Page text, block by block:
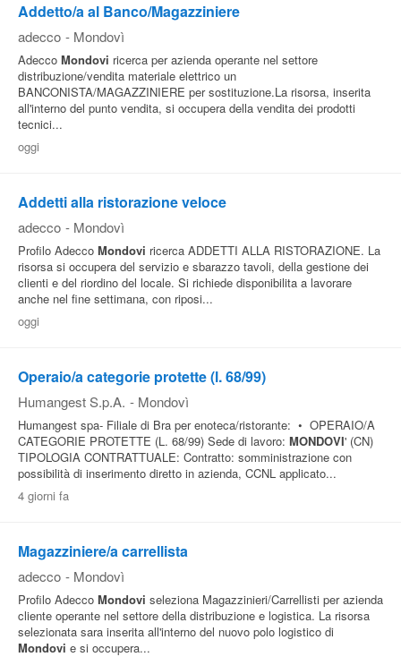
Addetto/a al Banco/Magazziniere
adecco - Mondovì
Adecco Mondovi ricerca per azienda operante nel settore
distribuzione/vendita materiale elettrico un
BANCONISTA/MAGAZZINIERE per sostituzione.La risorsa, inserita
all'interno del punto vendita, si occupera della vendita dei prodotti
tecnici...
oggi
Addetti alla ristorazione veloce
adecco - Mondovì
Profilo Adecco Mondovi ricerca ADDETTI ALLA RISTORAZIONE. La
risorsa si occupera del servizio e sbarazzo tavoli, della gestione dei
clienti e del riordino del locale. Si richiede disponibilita a lavorare
anche nel fine settimana, con riposi...
oggi
Operaio/a categorie protette (l. 68/99)
Humangest S.p.A. - Mondovì
Humangest spa- Filiale di Bra per enoteca/ristorante: • OPERAIO/A
CATEGORIE PROTETTE (L. 68/99) Sede di lavoro: MONDOVI' (CN)
TIPOLOGIA CONTRATTUALE: Contratto: somministrazione con
possibilità di inserimento diretto in azienda, CCNL applicato...
4 giorni fa
Magazziniere/a carrellista
adecco - Mondovì
Profilo Adecco Mondovi seleziona Magazzinieri/Carrellisti per azienda
cliente operante nel settore della distribuzione e logistica. La risorsa
selezionata sara inserita all'interno del nuovo polo logistico di
Mondovi e si occupera...